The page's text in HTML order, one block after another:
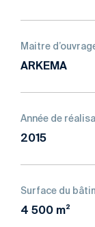
Maitre
ARKEMA
Année de
2015
Surface du
4 500 m²